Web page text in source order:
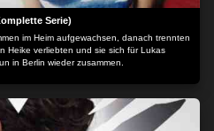
Serie)
im Heim aufgewachsen, danach trennten
Heike verliebten und sie sich für Lukas
in Berlin wieder zusammen.